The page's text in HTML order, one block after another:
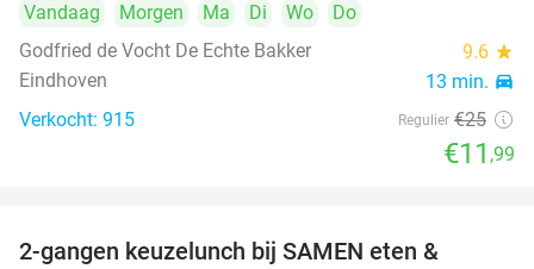
Vandaag Morgen Ma Di Wo
Do
Godfried de Vocht De Echte Bakker
9.6 star
Eindhoven 13 min. directions_car
Verkocht: 915 Regulier €25
€11 ,99
2-gangen keuzelunch bij SAMEN eten &